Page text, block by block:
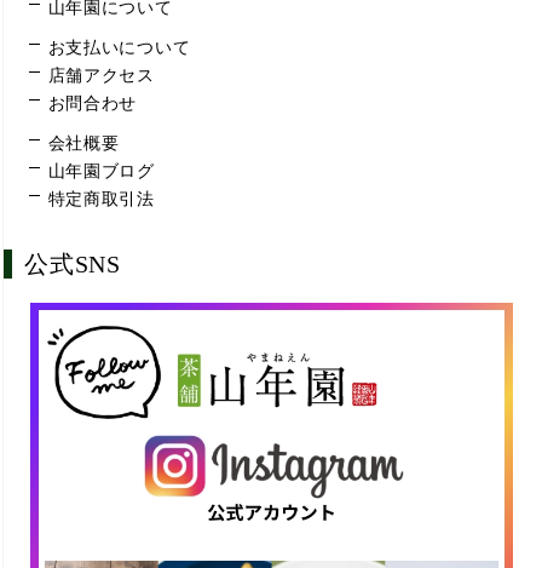
山年園について
お支払いについて
店舗アクセス
お問合わせ
会社概要
山年園ブログ
特定商取引法
公式SNS